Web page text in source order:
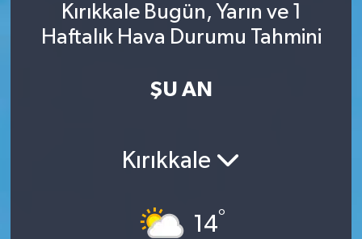
Kırıkkale Bugün, Yarın ve 1
Haftalık Hava Durumu Tahmini
ŞU AN
Kırıkkale
14°
TURİZM
Süper Lig Puan Durumu ve Fikstür
Son Dakika Haberleri